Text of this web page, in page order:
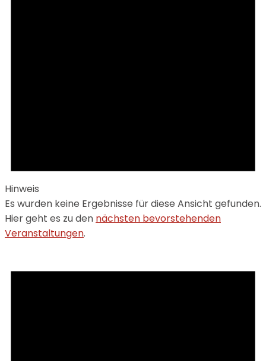
Hinweis
Es wurden keine Ergebnisse für diese Ansicht gefunden.
Hier geht es zu den nächsten bevorstehenden
Veranstaltungen.